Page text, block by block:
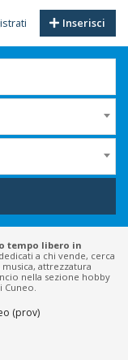
Inserisci
tempo libero in
a chi vende, cerca
attrezzatura
nella sezione hobby
Cuneo.
(prov)